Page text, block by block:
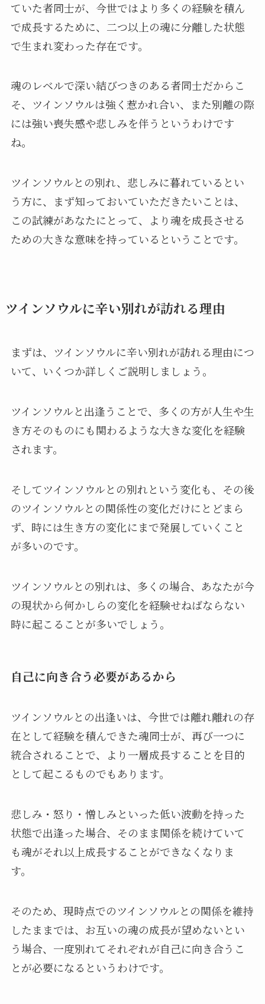
ていた者同士が、今世ではより多くの経験を積ん
で成長するために、二つ以上の魂に分離した状態
で生まれ変わった存在です。
魂のレベルで深い結びつきのある者同士だからこ
そ、ツインソウルは強く惹かれ合い、また別離の際
には強い喪失感や悲しみを伴うというわけです
ね。
ツインソウルとの別れ、悲しみに暮れているとい
う方に、まず知っておいていただきたいことは、
この試練があなたにとって、より魂を成長させる
ための大きな意味を持っているということです。
ツインソウルに辛い別れが訪れる理由
まずは、ツインソウルに辛い別れが訪れる理由につ
いて、いくつか詳しくご説明しましょう。
ツインソウルと出逢うことで、多くの方が人生や生
き方そのものにも関わるような大きな変化を経験
されます。
そしてツインソウルとの別れという変化も、その後
のツインソウルとの関係性の変化だけにとどまら
ず、時には生き方の変化にまで発展していくこと
が多いのです。
ツインソウルとの別れは、多くの場合、あなたが今
の現状から何かしらの変化を経験せねばならない
時に起こることが多いでしょう。
自己に向き合う必要があるから
ツインソウルとの出逢いは、今世では離れ離れの存
在として経験を積んできた魂同士が、再び一つに
統合されることで、より一層成長することを目的
として起こるものでもあります。
悲しみ・怒り・憎しみといった低い波動を持った
状態で出逢った場合、そのまま関係を続けていて
も魂がそれ以上成長することができなくなりま
す。
そのため、現時点でのツインソウルとの関係を維持
したままでは、お互いの魂の成長が望めないとい
う場合、一度別れてそれぞれが自己に向き合うこ
とが必要になるというわけです。